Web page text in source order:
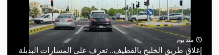
منذ يوم
إغلاق طريق الخليج بالقطيف.. تعرف على المسارات البديلة